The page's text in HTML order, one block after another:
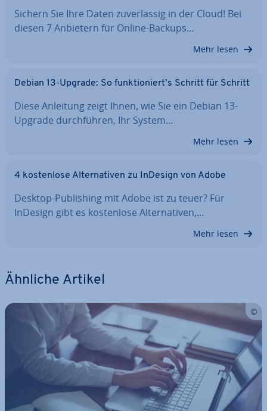
Sichern Sie Ihre Daten zu­ver­läs­sig in der Cloud! Bei
diesen 7 Anbietern für Online-Backups…
Mehr lesen
Debian 13-Upgrade: So funk­tio­niert’s Schritt für Schritt
Diese Anleitung zeigt Ihnen, wie Sie ein Debian 13-
Upgrade durch­füh­ren, Ihr System…
Mehr lesen
4 kos­ten­lo­se Al­ter­na­ti­ven zu InDesign von Adobe
Desktop-Pu­bli­shing mit Adobe ist zu teuer? Für
InDesign gibt es kos­ten­lo­se Al­ter­na­ti­ven,…
Mehr lesen
Ähnliche Artikel